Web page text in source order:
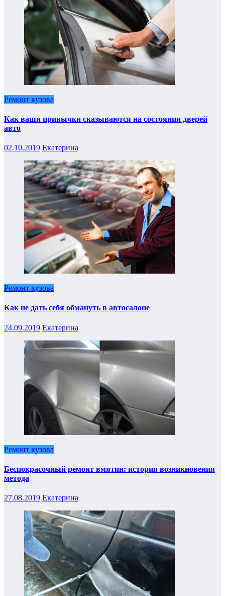
Ремонт кузова
Как ваши привычки сказываются на состоянии дверей
авто
02.10.2019 Екатерина
Ремонт кузова
Как не дать себя обмануть в автосалоне
24.09.2019 Екатерина
Ремонт кузова
Беспокрасочный ремонт вмятин: история возникновения
метода
27.08.2019 Екатерина